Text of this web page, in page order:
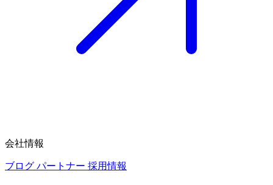
会社情報
ブログ パートナー 採用情報